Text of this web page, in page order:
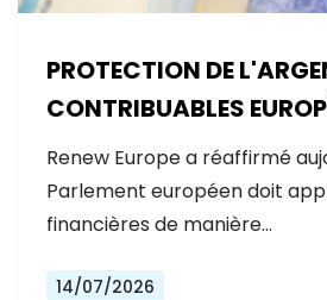
PROTECTION DE
CONTRIBUABLES
AUCUNE EXCEPTION
Renew Europe a réaffirmé
Parlement européen doit
financières de manière…
14/07/2026